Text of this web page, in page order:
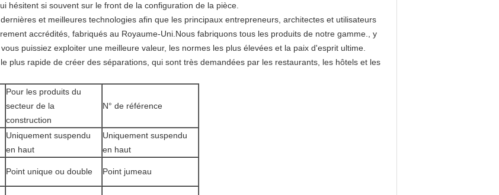
hésitent si souvent sur le front de la configuration de la pièce.
et meilleures technologies afin que les principaux entrepreneurs, architectes et utilisateurs
accrédités, fabriqués au Royaume-Uni.Nous fabriquons tous les produits de notre gamme., y
puissiez exploiter une meilleure valeur, les normes les plus élevées et la paix d'esprit ultime.
plus rapide de créer des séparations, qui sont très demandées par les restaurants, les hôtels et les
Pour les produits du
secteur de la
construction
N° de référence
Uniquement suspendu
en haut
Uniquement suspendu
en haut
Point unique ou double Point jumeau